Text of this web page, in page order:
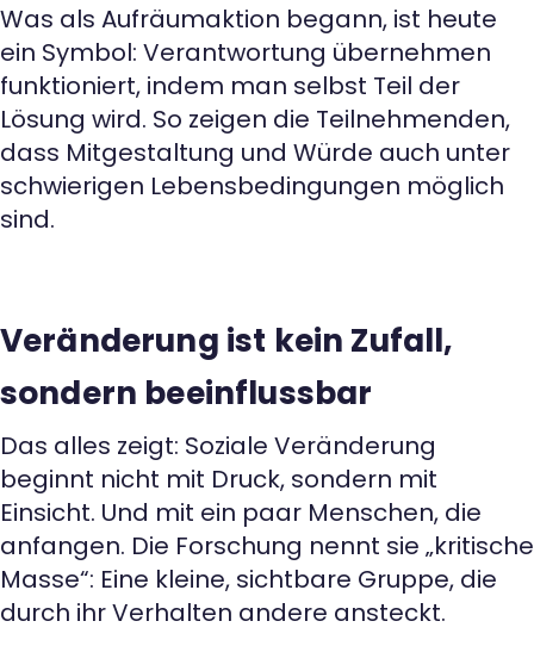
Was als Aufräumaktion begann, ist heute
ein Symbol: Verantwortung übernehmen
funktioniert, indem man selbst Teil der
Lösung wird. So zeigen die Teilnehmenden,
dass Mitgestaltung und Würde auch unter
schwierigen Lebensbedingungen möglich
sind.
Veränderung ist kein Zufall,
sondern beeinflussbar
Das alles zeigt: Soziale Veränderung
beginnt nicht mit Druck, sondern mit
Einsicht. Und mit ein paar Menschen, die
anfangen. Die Forschung nennt sie „kritische
Masse“: Eine kleine, sichtbare Gruppe, die
durch ihr Verhalten andere ansteckt.